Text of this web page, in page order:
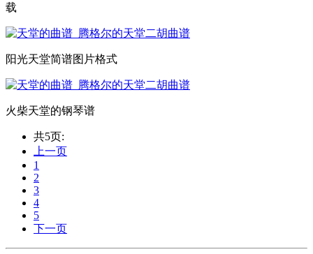
载
阳光天堂简谱图片格式
火柴天堂的钢琴谱
共5页:
上一页
1
2
3
4
5
下一页